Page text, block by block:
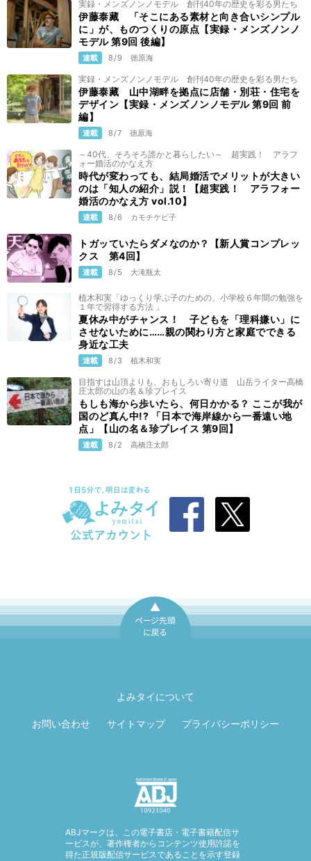
実録・メンズノンノモデル 創刊40年の歴史を彩る男たち
伊藤泰藏 「そこにある素材と向き合いシンプル
に」が、ものつくりの原点【実録・メンズノンノ
モデル 第9回 後編】
連載 8/9 徳原海
実録・メンズノンノモデル 創刊40年の歴史を彩る男たち
伊藤泰藏 山中湖畔を拠点に店舗・別荘・住宅を
デザイン【実録・メンズノンノモデル 第9回 前
編】
連載 8/7 徳原海
～40代、そろそろ誰かと暮らしたい～ 超実践！ アラフ
ォー婚活のかなえ方
時代が変わっても、結局婚活でメリットが大きい
のは「知人の紹介」説！【超実践！ アラフォー
婚活のかなえ方 vol.10】
連載 8/6 カモチケビ子
トガッていたらダメなのか？【新人賞コンプレッ
クス 第4回】
連載 8/5 大滝瓶太
植木和実「ゆっくり学ぶ子のための、小学校６年間の勉強を
１年で習得する方法 」
夏休み中がチャンス！ 子どもを「理科嫌い」に
させないために……親の関わり方と家庭でできる
身近な工夫
連載 8/3 植木和実
目指すは山頂よりも、おもしろい寄り道 山岳ライター高橋
庄太郎の山の名＆珍プレイス
もしも海から歩いたら、何日かかる？ ここが我が
国のど真ん中!? 「日本で海岸線から一番遠い地
点」【山の名＆珍プレイス 第9回】
連載 8/2 高橋庄太郎
よみタイについて
お問い合わせ サイトマップ プライバシーポリシー
ABJマークは、この電子書店・電子書籍配信サ
ービスが、著作権者からコンテンツ使用許諾を
得た正規版配信サービスであることを示す登録